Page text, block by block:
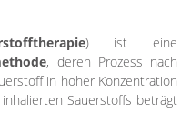
) ist eine
, deren Prozess nach
in hoher Konzentration
Sauerstoffs beträgt